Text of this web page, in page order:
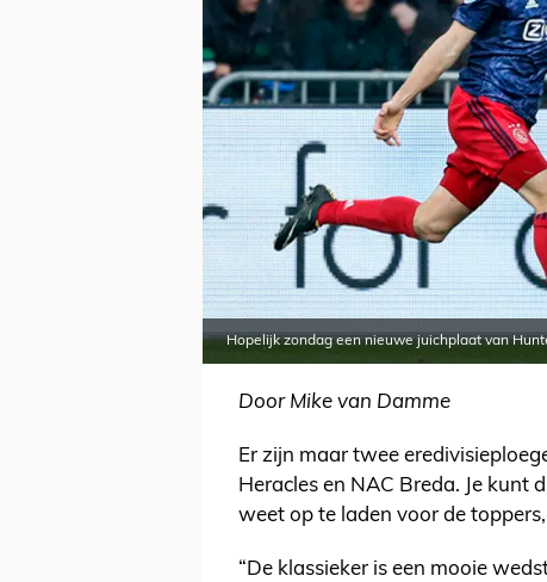
Hopelijk zondag een nieuwe juichplaat van
Door Mike van Damme
Er zijn maar twee
Heracles en NAC Breda. Je kunt
weet op te laden voor de
“De klassieker is een mooie